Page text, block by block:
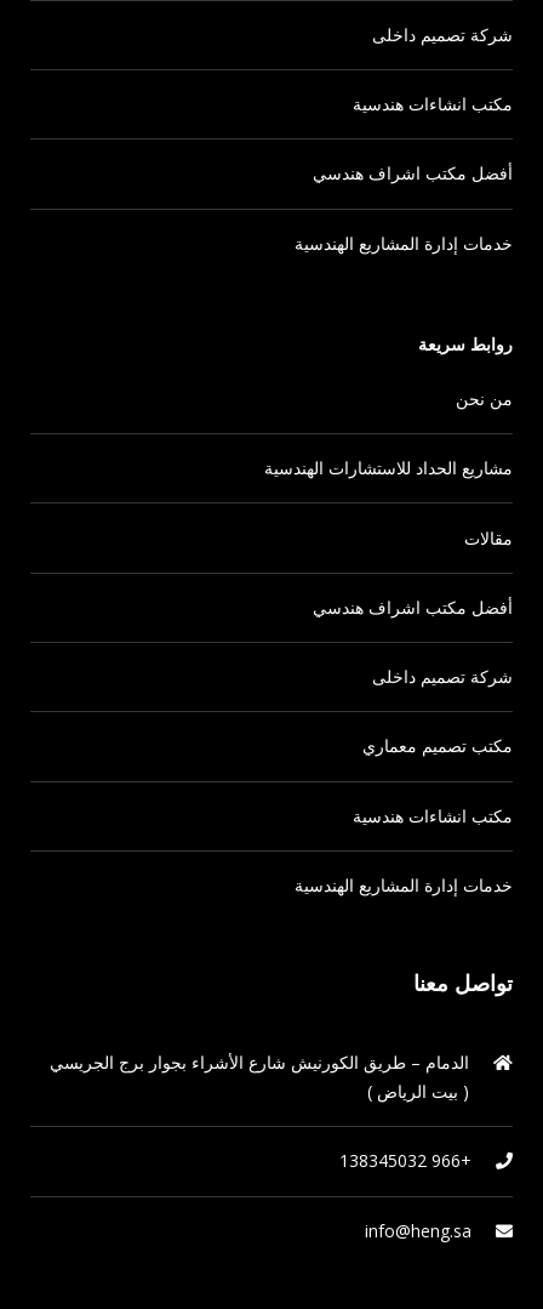
تواصل معنا
الدمام – طريق الكورنيش شارع الأشراء بجوار برج الجريسي
( بيت الرياض )
+966 138345032
info@heng.sa
روابط سريعة
من نحن
مشاريع الحداد للاستشارات الهندسية
مقالات
أفضل مكتب اشراف هندسي
شركة تصميم داخلى
مكتب تصميم معماري
مكتب انشاءات هندسية
خدمات إدارة المشاريع الهندسية
شركة تصميم داخلى
مكتب انشاءات هندسية
أفضل مكتب اشراف هندسي
خدمات إدارة المشاريع الهندسية